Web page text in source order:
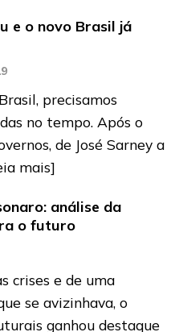
e o novo Brasil já
precisamos
no tempo. Após o
de José Sarney a
mais]
análise da
o futuro
crises e de uma
se avizinhava, o
ganhou destaque